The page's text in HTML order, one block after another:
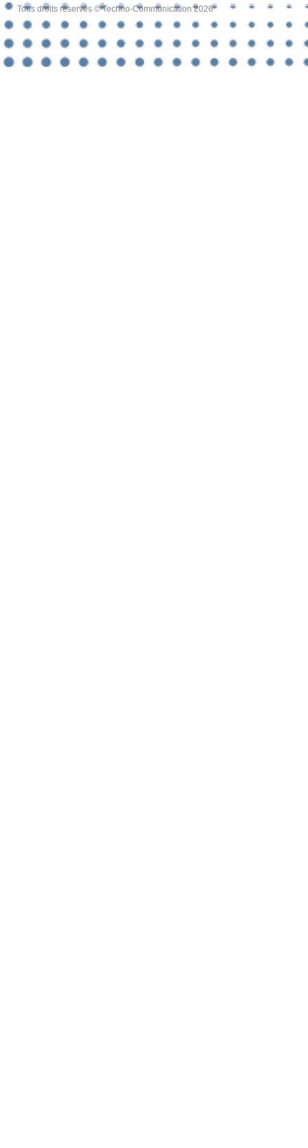
Tous droits réservés © Techno-Communication 2026